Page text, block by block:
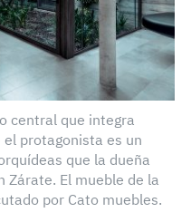
central que integra
el protagonista es un
que la dueña
Zárate. El mueble de la
por Cato muebles.